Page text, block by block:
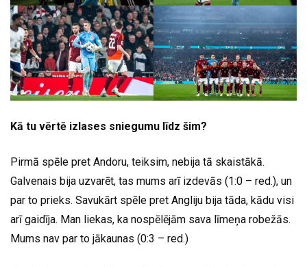
Kā tu vērtē izlases sniegumu līdz šim?
Pirmā spēle pret Andoru, teiksim, nebija tā skaistākā.
Galvenais bija uzvarēt, tas mums arī izdevās (1:0 – red.), un
par to prieks. Savukārt spēle pret Angliju bija tāda, kādu visi
arī gaidīja. Man liekas, ka nospēlējām sava līmeņa robežās.
Mums nav par to jākaunas (0:3 – red.)